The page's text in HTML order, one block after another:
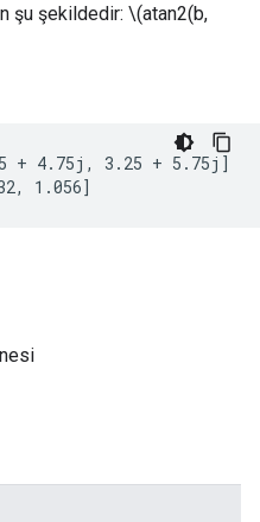
şu şekildedir: \(atan2(b,
+ 4.75j, 3.25 + 5.75j]
1.056]